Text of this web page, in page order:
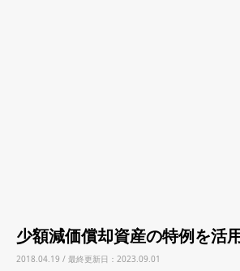
少額減価償却資産の特例を活
2018.04.19 / 最終更新日：2023.09.01